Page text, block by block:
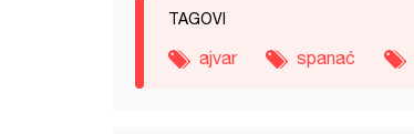
TAGOVI
ajvar spanać